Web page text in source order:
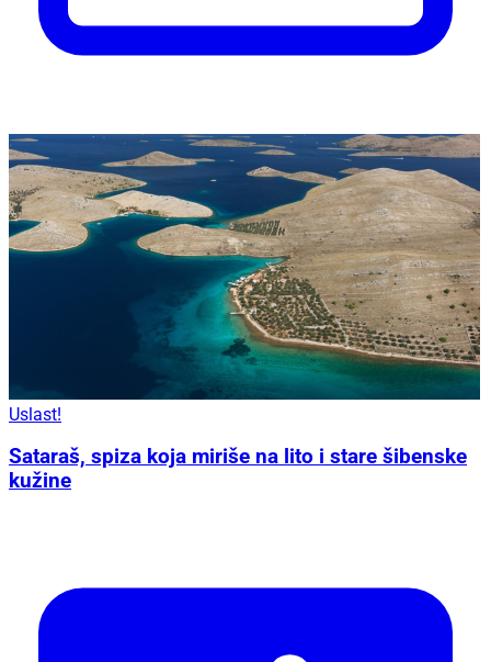
Uslast!
Sataraš, spiza koja miriše na lito i stare šibenske
kužine